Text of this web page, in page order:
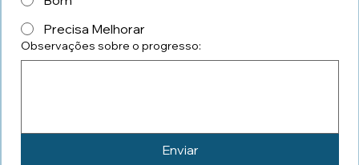
Precisa Melhorar
Observações sobre o progresso:
Enviar